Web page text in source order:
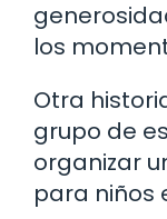
los
Otra
grupo de
organizar
para niños